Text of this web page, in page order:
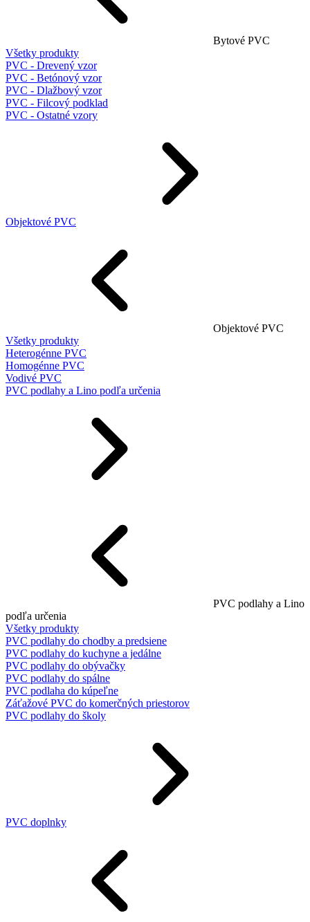
Bytové PVC
Všetky produkty
PVC - Drevený vzor
PVC - Betónový vzor
PVC - Dlažbový vzor
PVC - Filcový podklad
PVC - Ostatné vzory
Objektové PVC
Objektové PVC
Všetky produkty
Heterogénne PVC
Homogénne PVC
Vodivé PVC
PVC podlahy a Lino podľa určenia
PVC podlahy a Lino
podľa určenia
Všetky produkty
PVC podlahy do chodby a predsiene
PVC podlahy do kuchyne a jedálne
PVC podlahy do obývačky
PVC podlahy do spálne
PVC podlaha do kúpeľne
Záťažové PVC do komerčných priestorov
PVC podlahy do školy
PVC doplnky